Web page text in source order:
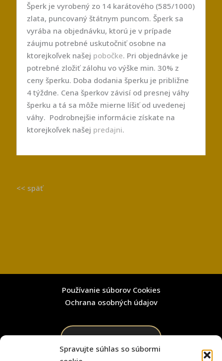
Spravujte súhlas so súbormi
Šperk je vyrobený zo 14 karátového (585/1000)
zlata, puncovaný štátnym puncom. Šperk sa
vyrába na objednávku, ktorú je v prípade
záujmu potrebné uskutočniť osobne na
ktorejkoľvek našej pobočke. Pri objednávke je
potrebné zložiť zálohu vo výške min. 30% z
ceny šperku. Doba dodania šperku je približne
4 týždne. Cena šperkov závisí od presnej váhy
šperku a tá sa môže mierne líšiť od uvedenej
váhy. Podrobnejšie informácie získate na
ktorejkoľvek našej predajni.
<< späť
Používanie súborov Cookies
Ochrana osobných údajov
VYNIKAJÚCE